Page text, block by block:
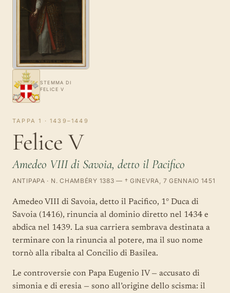
STEMMA DI
FELICE V
TAPPA 1 · 1439–1449
Felice V
Amedeo VIII di Savoia, detto il Pacifico
ANTIPAPA · N. CHAMBÉRY 1383 — † GINEVRA, 7 GENNAIO 1451
Amedeo VIII di Savoia, detto il Pacifico, 1° Duca di
Savoia (1416), rinuncia al dominio diretto nel 1434 e
abdica nel 1439. La sua carriera sembrava destinata a
terminare con la rinuncia al potere, ma il suo nome
tornò alla ribalta al Concilio di Basilea.
Le controversie con Papa Eugenio IV — accusato di
simonia e di eresia — sono all’origine dello scisma: il